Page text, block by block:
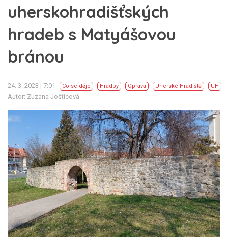
uherskohradišťských
hradeb s Matyášovou
bránou
24. 3. 2023 | 7:01 Co se děje Hradby Oprava Uherské Hradiště UH
Autor: Zuzana Jošticová